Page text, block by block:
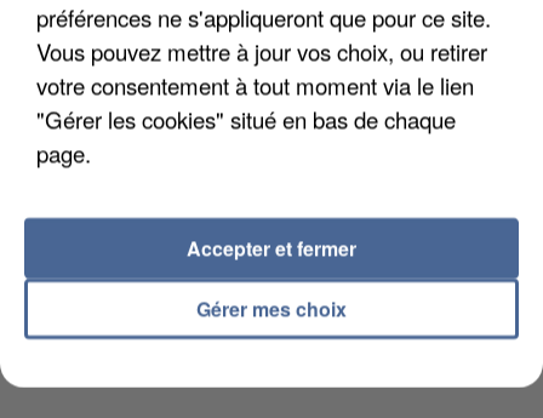
L’UN DES FONDATEURS SUPPOSÉS DE LA DZ
MAFIA INTERPELLÉ EN ALGÉRIE
préférences ne s'appliqueront que pour ce site.
Vous pouvez mettre à jour vos choix, ou retirer
votre consentement à tout moment via le lien
"Gérer les cookies" situé en bas de chaque
page.
Gérer mes choix
Accepter et fermer